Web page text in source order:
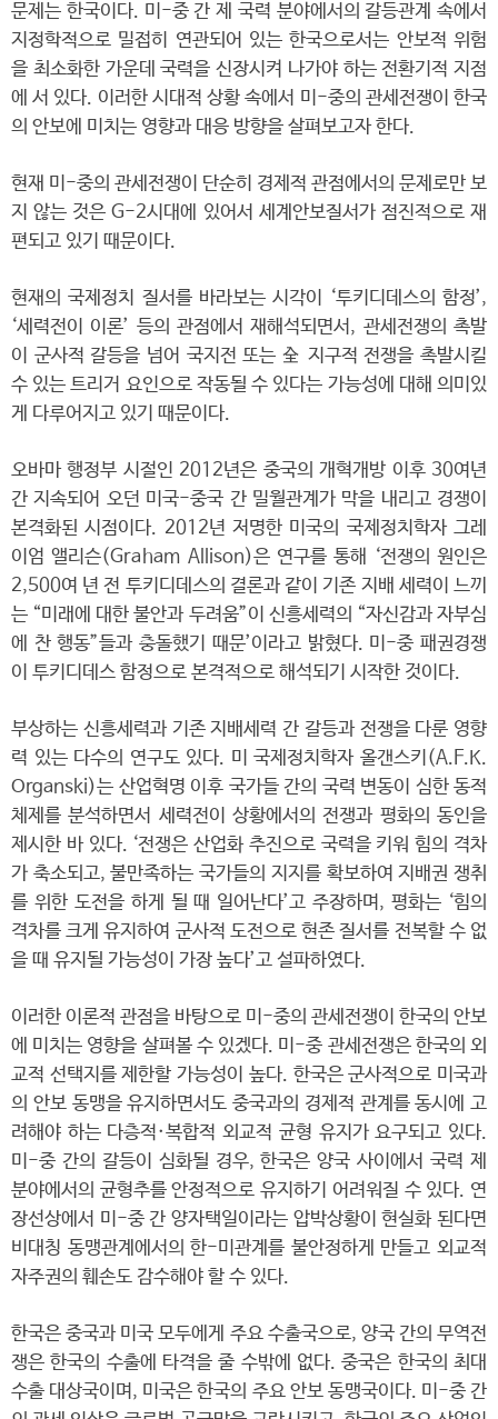
문제는 한국이다. 미-중 간 제 국력 분야에서의 갈등관계 속에서
지정학적으로 밀접히 연관되어 있는 한국으로서는 안보적 위험
을 최소화한 가운데 국력을 신장시켜 나가야 하는 전환기적 지점
에 서 있다. 이러한 시대적 상황 속에서 미-중의 관세전쟁이 한국
의 안보에 미치는 영향과 대응 방향을 살펴보고자 한다.
현재 미-중의 관세전쟁이 단순히 경제적 관점에서의 문제로만 보
지 않는 것은 G-2시대에 있어서 세계안보질서가 점진적으로 재
편되고 있기 때문이다.
현재의 국제정치 질서를 바라보는 시각이 ‘투키디데스의 함정’,
‘세력전이 이론’ 등의 관점에서 재해석되면서, 관세전쟁의 촉발
이 군사적 갈등을 넘어 국지전 또는 全 지구적 전쟁을 촉발시킬
수 있는 트리거 요인으로 작동될 수 있다는 가능성에 대해 의미있
게 다루어지고 있기 때문이다.
오바마 행정부 시절인 2012년은 중국의 개혁개방 이후 30여년
간 지속되어 오던 미국-중국 간 밀월관계가 막을 내리고 경쟁이
본격화된 시점이다. 2012년 저명한 미국의 국제정치학자 그레
이엄 앨리슨(Graham Allison)은 연구를 통해 ‘전쟁의 원인은
2,500여 년 전 투키디데스의 결론과 같이 기존 지배 세력이 느끼
는 “미래에 대한 불안과 두려움”이 신흥세력의 “자신감과 자부심
에 찬 행동”들과 충돌했기 때문’이라고 밝혔다. 미-중 패권경쟁
이 투키디데스 함정으로 본격적으로 해석되기 시작한 것이다.
부상하는 신흥세력과 기존 지배세력 간 갈등과 전쟁을 다룬 영향
력 있는 다수의 연구도 있다. 미 국제정치학자 올갠스키(A.F.K.
Organski)는 산업혁명 이후 국가들 간의 국력 변동이 심한 동적
체제를 분석하면서 세력전이 상황에서의 전쟁과 평화의 동인을
제시한 바 있다. ‘전쟁은 산업화 추진으로 국력을 키워 힘의 격차
가 축소되고, 불만족하는 국가들의 지지를 확보하여 지배권 쟁취
를 위한 도전을 하게 될 때 일어난다’고 주장하며, 평화는 ‘힘의
격차를 크게 유지하여 군사적 도전으로 현존 질서를 전복할 수 없
을 때 유지될 가능성이 가장 높다’고 설파하였다.
이러한 이론적 관점을 바탕으로 미-중의 관세전쟁이 한국의 안보
에 미치는 영향을 살펴볼 수 있겠다. 미-중 관세전쟁은 한국의 외
교적 선택지를 제한할 가능성이 높다. 한국은 군사적으로 미국과
의 안보 동맹을 유지하면서도 중국과의 경제적 관계를 동시에 고
려해야 하는 다층적·복합적 외교적 균형 유지가 요구되고 있다.
미-중 간의 갈등이 심화될 경우, 한국은 양국 사이에서 국력 제
분야에서의 균형추를 안정적으로 유지하기 어려워질 수 있다. 연
장선상에서 미-중 간 양자택일이라는 압박상황이 현실화 된다면
비대칭 동맹관계에서의 한-미관계를 불안정하게 만들고 외교적
자주권의 훼손도 감수해야 할 수 있다.
한국은 중국과 미국 모두에게 주요 수출국으로, 양국 간의 무역전
쟁은 한국의 수출에 타격을 줄 수밖에 없다. 중국은 한국의 최대
수출 대상국이며, 미국은 한국의 주요 안보 동맹국이다. 미-중 간